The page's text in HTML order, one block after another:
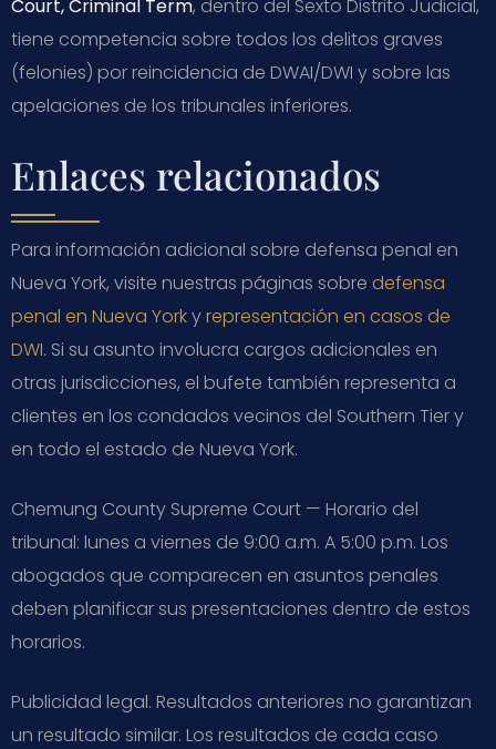
Court, Criminal Term, dentro del Sexto Distrito Judicial,
tiene competencia sobre todos los delitos graves
(felonies) por reincidencia de DWAI/DWI y sobre las
apelaciones de los tribunales inferiores.
Enlaces relacionados
Para información adicional sobre defensa penal en
Nueva York, visite nuestras páginas sobre defensa
penal en Nueva Yorkyrepresentación en casos de
DWI. Si su asunto involucra cargos adicionales en
otras jurisdicciones, el bufete también representa a
clientes en los condados vecinos del Southern Tier y
en todo el estado de Nueva York.
Chemung County Supreme Court — Horario del
tribunal: lunes a viernes de 9:00 a.m. A 5:00 p.m. Los
abogados que comparecen en asuntos penales
deben planificar sus presentaciones dentro de estos
horarios.
Publicidad legal. Resultados anteriores no garantizan
un resultado similar. Los resultados de cada caso